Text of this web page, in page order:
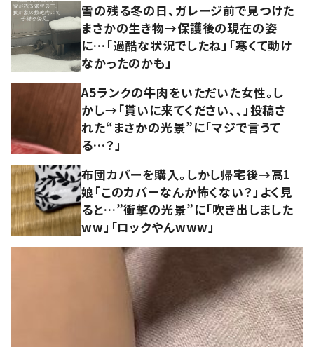
雪の残る冬の日、ガレージ前で見つけた
まさかの生き物→保護後の現在の姿
に…「過酷な状況でしたね」「寒くて動け
なかったのかも」
A5ランクの牛肉をいただいた女性。し
かし→「貰いに来てください、、」投稿さ
れた“まさかの光景”に「マジで言うて
る…？」
布団カバーを購入。しかし帰宅後→高1
娘「このカバーなんか怖くない？」よく見
ると…”衝撃の光景”に「吹き出しました
ww」「ロックやんwww」